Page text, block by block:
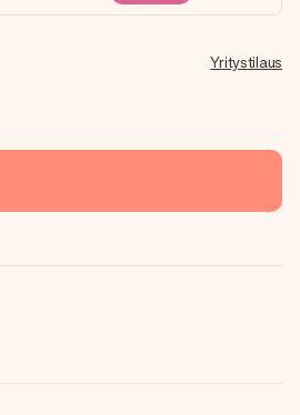
Yritystilaus